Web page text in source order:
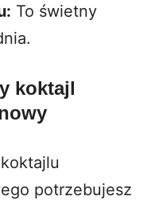
To świetny
koktajl
potrzebujesz